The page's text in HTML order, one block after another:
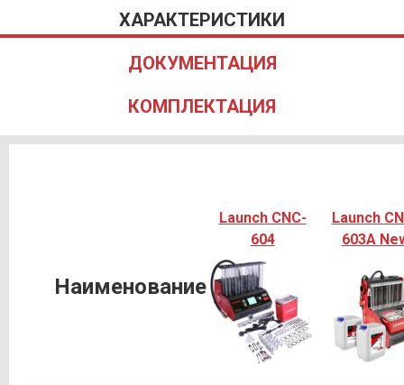
ХАРАКТЕРИСТИКИ
ДОКУМЕНТАЦИЯ
КОМПЛЕКТАЦИЯ
Наименование
Launch CNC-
604
Launch
603A